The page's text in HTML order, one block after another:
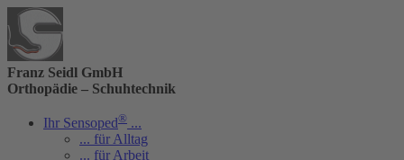
Franz Seidl GmbH
Orthopädie – Schuhtechnik
Ihr Sensoped® ...
... für Alltag
... für Arbeit